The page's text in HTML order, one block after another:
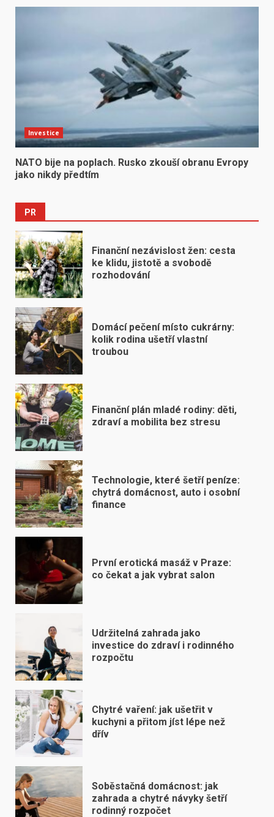
Investice
NATO bije na poplach. Rusko zkouší obranu Evropy
jako nikdy předtím
PR
Finanční nezávislost žen: cesta
ke klidu, jistotě a svobodě
rozhodování
Domácí pečení místo cukrárny:
kolik rodina ušetří vlastní
troubou
Finanční plán mladé rodiny: děti,
zdraví a mobilita bez stresu
Technologie, které šetří peníze:
chytrá domácnost, auto i osobní
finance
První erotická masáž v Praze:
co čekat a jak vybrat salon
Udržitelná zahrada jako
investice do zdraví i rodinného
rozpočtu
Chytré vaření: jak ušetřit v
kuchyni a přitom jíst lépe než
dřív
Soběstačná domácnost: jak
zahrada a chytré návyky šetří
rodinný rozpočet